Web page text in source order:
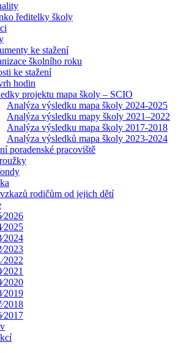
ředitelky školy
ke stažení
školního roku
ke stažení
hodin
projektu mapa školy – SCIO
Analýza výsledku mapa školy 2024-2025
Analýza výsledku mapy školy 2021–2022
Analýza výsledku mapa školy 2017-2018
Analýza výsledků mapa školy 2023-2024
poradenské pracoviště
rodičům od jejich dětí